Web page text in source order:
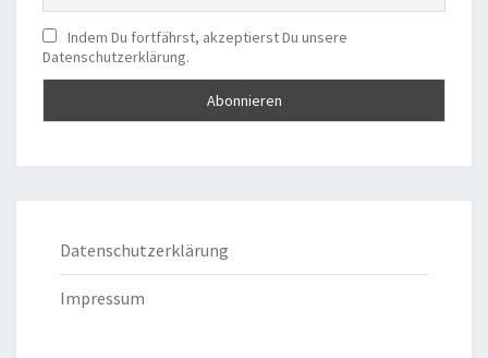
Indem Du fortfährst, akzeptierst Du unsere
Datenschutzerklärung.
Datenschutzerklärung
Impressum